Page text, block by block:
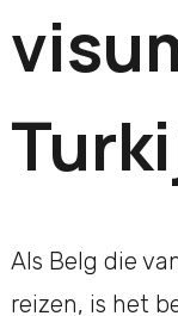
Als Belg die
reizen, is het